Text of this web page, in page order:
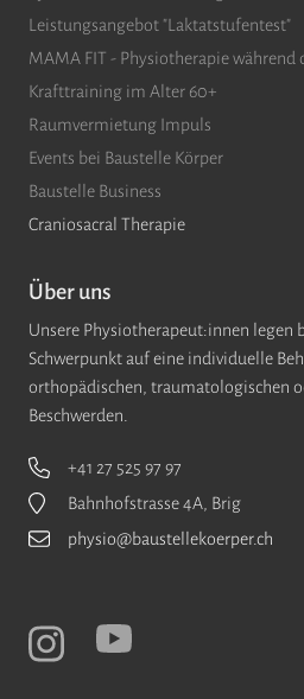
chronischen
Kopfschmerzen und
Sinusitis und Tinnitus
orthopädischen
Wirbelsäulen-, Muskel-
kieferorthopädischen
Asthma, Allergien und
Veränderungen im
Rückenmark
Leistungsangebot "Laktatstufentest"
MAMA FIT - Physiotherapie während
Krafttraining im Alter 60+
Raumvermietung Impuls
Events bei Baustelle Körper
Baustelle Business
Craniosacral Therapie
Über uns
Unsere Physiotherapeut:innen legen
Schwerpunkt auf eine individuelle
orthopädischen, traumatologischen
Beschwerden.
+41 27 525 97 97
Bahnhofstrasse 4A, Brig
physio@baustellekoerper.ch